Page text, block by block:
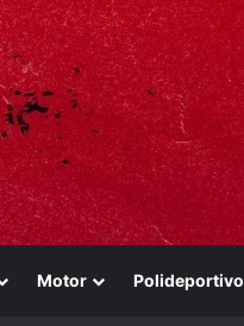
Motor Polideportivo